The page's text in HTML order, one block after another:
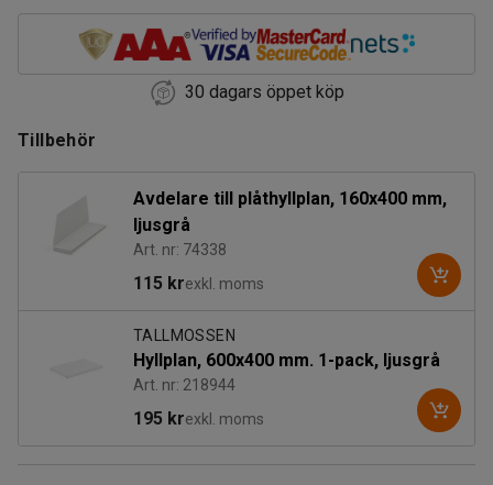
30 dagars öppet köp
Tillbehör
Avdelare till plåthyllplan, 160x400 mm,
ljusgrå
Art. nr: 74338
115 krexkl. moms
TALLMOSSEN
Hyllplan, 600x400 mm. 1-pack, ljusgrå
Art. nr: 218944
195 krexkl. moms